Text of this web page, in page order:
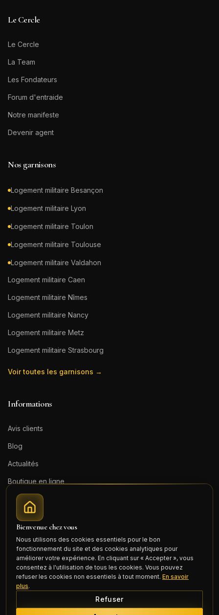
Le Cercle
Le Cercle
La Team
Les Fondateurs
Forum d'entraide
Notre manifeste
Devenir agent
Nos garnisons
Logement militaire Besançon
Logement militaire Lyon
Logement militaire Toulon
Logement militaire Toulouse
Logement militaire Valdahon
Logement militaire Caen
Logement militaire Nîmes
Logement militaire Nancy
Logement militaire Metz
Logement militaire Strasbourg
Voir toutes les garnisons →
Informations
Avis clients
Blog
Actualités
Boutique en ligne
Contact
Mentions légales
Connexion
Bienvenue chez vous
Nous utilisons des cookies essentiels pour le bon
fonctionnement du site et des cookies analytiques pour
améliorer votre expérience. En cliquant sur « Accepter », vous
consentez à l'utilisation de tous les cookies. Vous pouvez
refuser les cookies non essentiels à tout moment. En savoir
plus.
Refuser